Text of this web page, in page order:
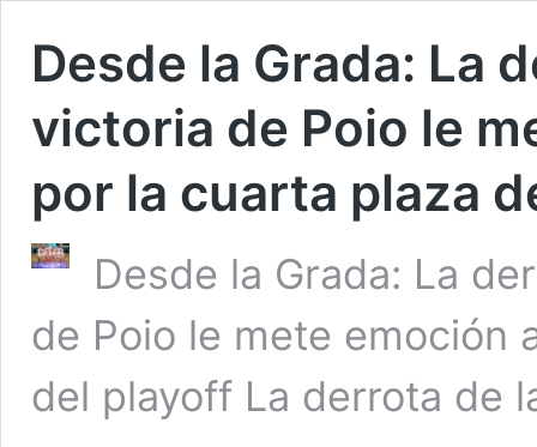
Desde la Grada: La
victoria de Poio le
por la cuarta plaza
Desde la Grada: La
de Poio le mete emoción
del playoff La derrota de